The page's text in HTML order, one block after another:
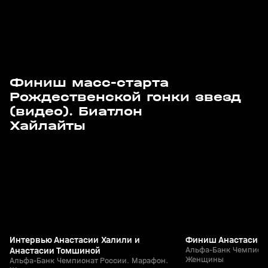
Финиш масс-старта
Рождественской гонки звезд
(видео). Биатлон
Хайлайты
29 мар, 11:39
Интервью Анастасии Халили и
Анастасии Томшиной
Альфа-Банк Чемпионат России. Марафон.
Финиш Анастасии
Альфа-Банк
Женщины